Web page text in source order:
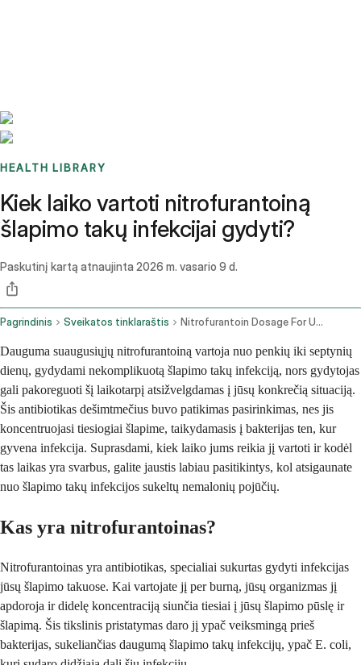
HEALTH LIBRARY
Kiek laiko vartoti nitrofurantoiną
šlapimo takų infekcijai gydyti?
Paskutinį kartą atnaujinta 2026 m. vasario 9 d.
Pagrindinis Sveikatos tinklaraštis Nitrofurantoin Dosage For Uti How Many Days
Dauguma suaugusiųjų nitrofurantoiną vartoja nuo penkių iki septynių
dienų, gydydami nekomplikuotą šlapimo takų infekciją, nors gydytojas
gali pakoreguoti šį laikotarpį atsižvelgdamas į jūsų konkrečią situaciją.
Šis antibiotikas dešimtmečius buvo patikimas pasirinkimas, nes jis
koncentruojasi tiesiogiai šlapime, taikydamasis į bakterijas ten, kur
gyvena infekcija. Suprasdami, kiek laiko jums reikia jį vartoti ir kodėl
tas laikas yra svarbus, galite jaustis labiau pasitikintys, kol atsigaunate
nuo šlapimo takų infekcijos sukeltų nemalonių pojūčių.
Kas yra nitrofurantoinas?
Nitrofurantoinas yra antibiotikas, specialiai sukurtas gydyti infekcijas
jūsų šlapimo takuose. Kai vartojate jį per burną, jūsų organizmas jį
apdoroja ir didelę koncentraciją siunčia tiesiai į jūsų šlapimo pūslę ir
šlapimą. Šis tikslinis pristatymas daro jį ypač veiksmingą prieš
bakterijas, sukeliančias daugumą šlapimo takų infekcijų, ypač E. coli,